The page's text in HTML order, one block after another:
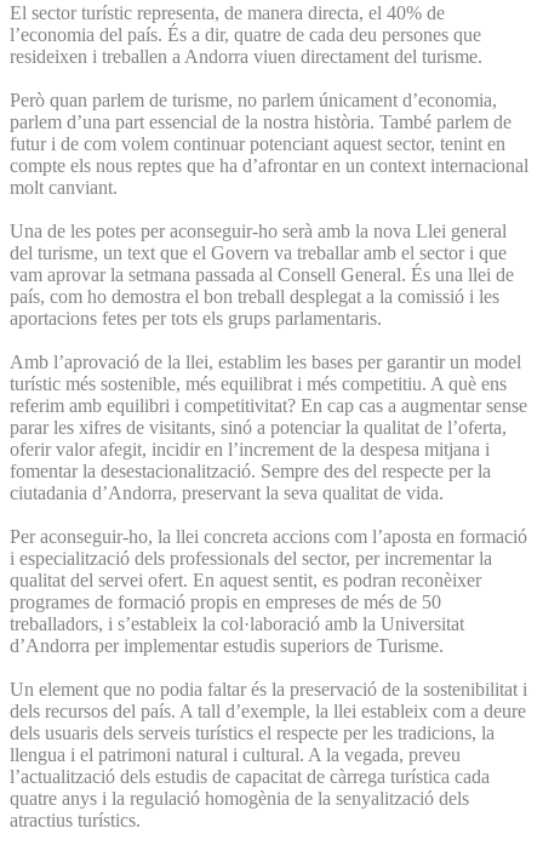
El sector turístic representa, de manera directa, el 40% de
l’economia del país. És a dir, quatre de cada deu persones que
resideixen i treballen a Andorra viuen directament del turisme.
Però quan parlem de turisme, no parlem únicament d’economia,
parlem d’una part essencial de la nostra història. També parlem de
futur i de com volem continuar potenciant aquest sector, tenint en
compte els nous reptes que ha d’afrontar en un context internacional
molt canviant.
Una de les potes per aconseguir-ho serà amb la nova Llei general
del turisme, un text que el Govern va treballar amb el sector i que
vam aprovar la setmana passada al Consell General. És una llei de
país, com ho demostra el bon treball desplegat a la comissió i les
aportacions fetes per tots els grups parlamentaris.
Amb l’aprovació de la llei, establim les bases per garantir un model
turístic més sostenible, més equilibrat i més competitiu. A què ens
referim amb equilibri i competitivitat? En cap cas a augmentar sense
parar les xifres de visitants, sinó a potenciar la qualitat de l’oferta,
oferir valor afegit, incidir en l’increment de la despesa mitjana i
fomentar la desestacionalització. Sempre des del respecte per la
ciutadania d’Andorra, preservant la seva qualitat de vida.
Per aconseguir-ho, la llei concreta accions com l’aposta en formació
i especialització dels professionals del sector, per incrementar la
qualitat del servei ofert. En aquest sentit, es podran reconèixer
programes de formació propis en empreses de més de 50
treballadors, i s’estableix la col·laboració amb la Universitat
d’Andorra per implementar estudis superiors de Turisme.
Un element que no podia faltar és la preservació de la sostenibilitat i
dels recursos del país. A tall d’exemple, la llei estableix com a deure
dels usuaris dels serveis turístics el respecte per les tradicions, la
llengua i el patrimoni natural i cultural. A la vegada, preveu
l’actualització dels estudis de capacitat de càrrega turística cada
quatre anys i la regulació homogènia de la senyalització dels
atractius turístics.